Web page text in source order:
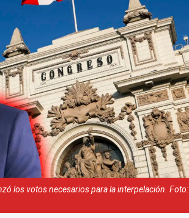
los votos necesarios para la interpelación. Foto: